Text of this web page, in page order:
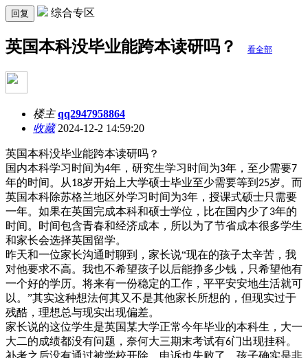
回复 综合专区
英国本科没毕业能跨本读研吗？ 看全部
楼主 qq2947958864
收藏2024-12-2 14:59:20
英国本科没毕业能跨本读研吗？
国内本科学习时间为4年，研究生学习时间为3年，至少需要7
年的时间。从18岁开始上大学硕士毕业至少需要等到 25岁。而
英国本科除苏格兰地区外学习时间为3年，授课式硕士只需要
一年。如果在英国完成本科和硕士学位，比在国内少了3年的
时间。时间包含青春和经济成本，所以为了节省成本很多学生
和家长会选择英国留学。
昨天和一位家长沟通时聊到，家长说“现在的孩子太辛苦，我
对他要求不高。我也不希望孩子以后能挣多少钱，只希望他有
一个好的学历。将来有一份稳定的工作，平平安安地生活就可
以。”其实这种想法何其又不是其他家长所想的，但现实过于
残酷，理想总与现实出现偏差。
家长说的这位学生是英国某大学正常今年毕业的本科生，大一
大二的成绩都没有问题，奈何大三期末考试有6门出现挂科。
补考之后没有通过被学校开除，申诉也失败了。孩子确实是非